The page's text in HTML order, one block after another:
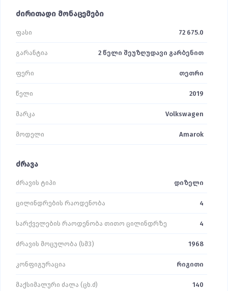
ძირითადი მონაცემები
ფასი 72 675.0
გარანტია 2 წელი შეუზღუდავი გარბენით
ფერი თეთრი
წელი 2019
მარკა Volkswagen
მოდელი Amarok
ძრავა
ძრავის ტიპი დიზელი
ცილინდრების რაოდენობა 4
სარქველების რაოდენობა თითო ცილინდრზე 4
ძრავის მოცულობა (სმ3) 1968
კონფიგურაცია რიგითი
მაქსიმალური ძალა (ცხ.ძ) 140